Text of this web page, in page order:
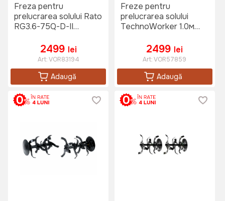
Freza pentru
prelucrarea solului Rato
RG3.6-75Q-D-II
2499 lei
Art:VOR83194
Adaugă
Freze pentru
prelucrarea solului
TechnoWorker 1.0м
2499 lei
Art:VOR57859
Adaugă